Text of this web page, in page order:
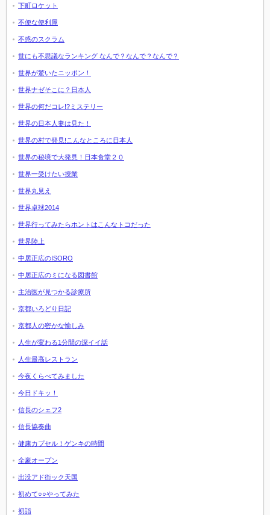
下町ロケット
不便な便利屋
不惑のスクラム
世にも不思議なランキング なんで？なんで？なんで？
世界が驚いたニッポン！
世界ナゼそこに？日本人
世界の何だコレ!?ミステリー
世界の日本人妻は見た！
世界の村で発見!こんなところに日本人
世界の秘境で大発見！日本食堂２０
世界一受けたい授業
世界丸見え
世界卓球2014
世界行ってみたらホントはこんなトコだった
世界陸上
中居正広のISORO
中居正広のミになる図書館
主治医が見つかる診療所
京都いろどり日記
京都人の密かな愉しみ
人生が変わる1分間の深イイ話
人生最高レストラン
今夜くらべてみました
今日ドキッ！
信長のシェフ2
信長協奏曲
健康カプセル！ゲンキの時間
全豪オープン
出没アド街ック天国
初めて○○やってみた
初詣